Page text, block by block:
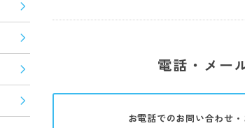
電話・メー
お電話でのお問い合わせ